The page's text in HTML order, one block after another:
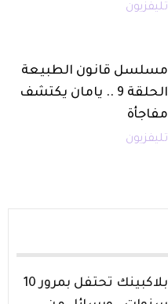
تليفزيون
مسلسل قانون الطبيعة
الحلقة 9 .. يامان يكتشف
مفاجأة
تليفزيون
بلاكبينك تحتفل بمرور 10